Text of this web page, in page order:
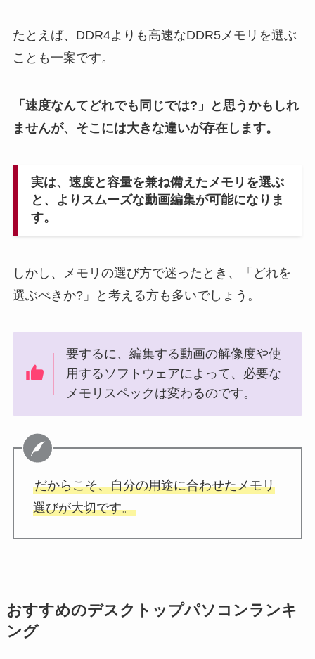
たとえば、DDR4よりも高速なDDR5メモリを選ぶ
ことも一案です。
「速度なんてどれでも同じでは?」と思うかもしれ
ませんが、そこには大きな違いが存在します。
実は、速度と容量を兼ね備えたメモリを選ぶ
と、よりスムーズな動画編集が可能になりま
す。
しかし、メモリの選び方で迷ったとき、「どれを
選ぶべきか?」と考える方も多いでしょう。
要するに、編集する動画の解像度や使
用するソフトウェアによって、必要な
メモリスペックは変わるのです。
だからこそ、自分の用途に合わせたメモリ
選びが大切です。
おすすめのデスクトップパソコンランキ
ング